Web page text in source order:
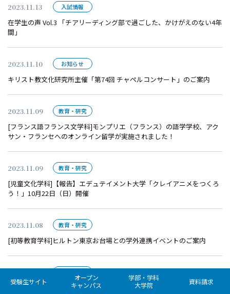
2023.11.13 入試情報
在学生の声 Vol.3 「チアリーディング部で過ごした、かけがえのない4年
間」
2023.11.10 お知らせ
キリスト教文化研究所主催「第74回 チャペルコンサート」のご案内
2023.11.09 教育・研究
[フランス語フランス文学科]モンプリエ（フランス）の語学学校、アク
サン・フランセへのオンライン留学が実施されました！
2023.11.09 教育・研究
[児童文化学科]【報告】エデュテイメント大学「クレイアニメをつくろ
う！」10月22日（日）開催
2023.11.08 教育・研究
[初等教育学科]ヒルトン東京お台場との学外連携イベントのご案内
[発達心理学科]2023年度「心理学実験Ⅱ」授業風景
受験生サイト
オープン
キャンパス
学部・学科
大学院
資料請求